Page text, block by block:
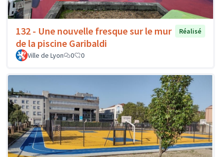
132 - Une nouvelle fresque sur le mur
de la piscine Garibaldi
Réalisé
Ville de Lyon 0 0